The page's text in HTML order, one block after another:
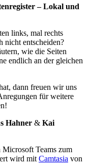
– Lokal und
links, mal rechts
nicht entscheiden?
wie die Seiten
endlich an der gleichen
dann freuen wir uns
für weitere
Hahner & Kai
Teams zum
wird mit Camtasia von